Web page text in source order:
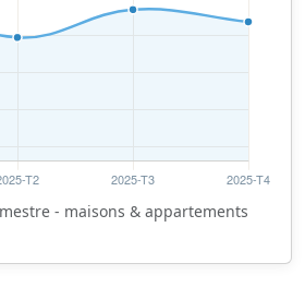
- maisons & appartements